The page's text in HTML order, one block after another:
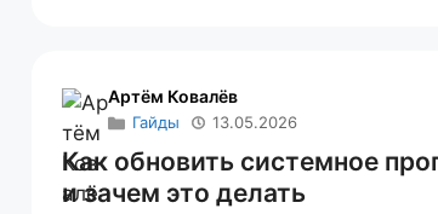
Артём Ковалёв
Гайды 13.05.2026
Как обновить системное
и зачем это делать